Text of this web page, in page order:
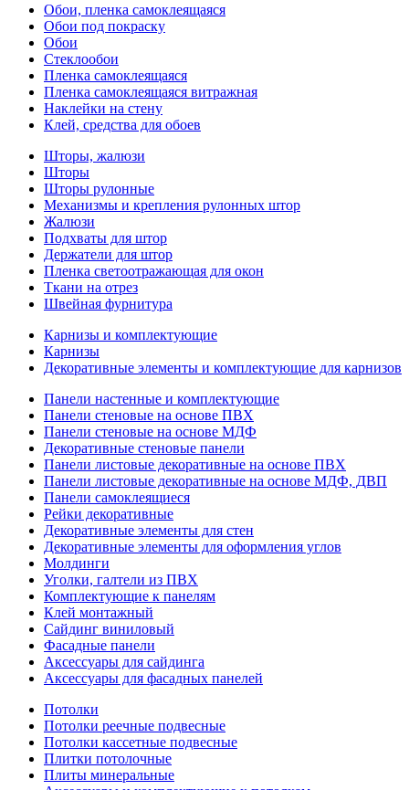
Обои, пленка самоклеящаяся
Обои под покраску
Обои
Стеклообои
Пленка самоклеящаяся
Пленка самоклеящаяся витражная
Наклейки на стену
Клей, средства для обоев
Шторы, жалюзи
Шторы
Шторы рулонные
Механизмы и крепления рулонных штор
Жалюзи
Подхваты для штор
Держатели для штор
Пленка светоотражающая для окон
Ткани на отрез
Швейная фурнитура
Карнизы и комплектующие
Карнизы
Декоративные элементы и комплектующие для карнизов
Панели настенные и комплектующие
Панели стеновые на основе ПВХ
Панели стеновые на основе МДФ
Декоративные стеновые панели
Панели листовые декоративные на основе ПВХ
Панели листовые декоративные на основе МДФ, ДВП
Панели самоклеящиеся
Рейки декоративные
Декоративные элементы для стен
Декоративные элементы для оформления углов
Молдинги
Уголки, галтели из ПВХ
Комплектующие к панелям
Клей монтажный
Сайдинг виниловый
Фасадные панели
Аксессуары для сайдинга
Аксессуары для фасадных панелей
Потолки
Потолки реечные подвесные
Потолки кассетные подвесные
Плитки потолочные
Плиты минеральные